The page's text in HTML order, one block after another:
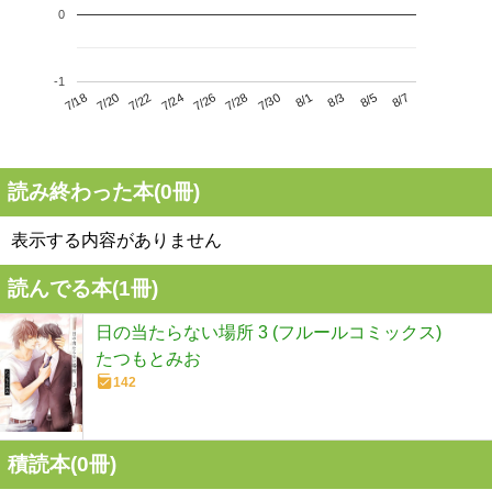
7/18 7/20 7/22 7/24 7/26 7/28 7/30 8/1 8/3 8/5 8/7
-1
0
読み終わった本(0冊)
表示する内容がありません
読んでる本(1冊)
日の当たらない場所 3 (フルールコミックス)
たつもとみお
142
積読本(0冊)